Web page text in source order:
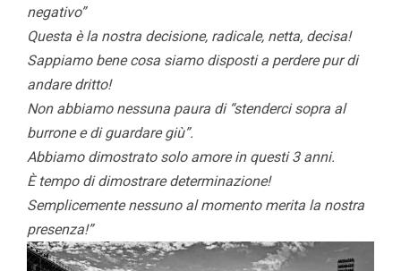
negativo”
Questa è la nostra decisione, radicale, netta, decisa!
Sappiamo bene cosa siamo disposti a perdere pur di
andare dritto!
Non abbiamo nessuna paura di “stenderci sopra al
burrone e di guardare giù”.
Abbiamo dimostrato solo amore in questi 3 anni.
È tempo di dimostrare determinazione!
Semplicemente nessuno al momento merita la nostra
presenza!”